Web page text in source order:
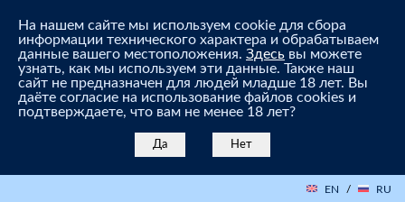
На нашем сайте мы используем cookie для сбора
информации технического характера и обрабатываем
данные вашего местоположения. Здесь вы можете
узнать, как мы используем эти данные. Также наш
сайт не предназначен для людей младше 18 лет. Вы
даёте согласие на использование файлов cookies и
подтверждаете, что вам не менее 18 лет?
Да Нет
EN / RU